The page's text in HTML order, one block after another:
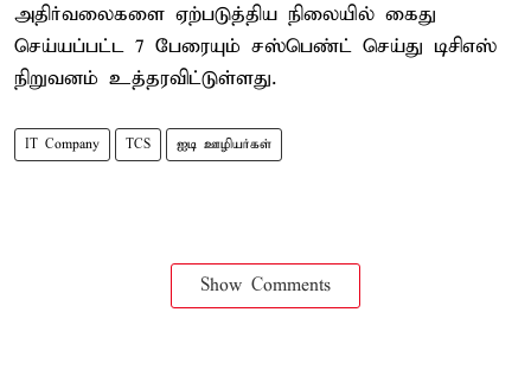
அதிர்வலைகளை ஏற்படுத்திய நிலையில் கைது
செய்யப்பட்ட 7 பேரையும் சஸ்பெண்ட் செய்து டிசிஎஸ்
நிறுவனம் உத்தரவிட்டுள்ளது.
IT Company TCS ஐடி ஊழியர்கள்
Show Comments